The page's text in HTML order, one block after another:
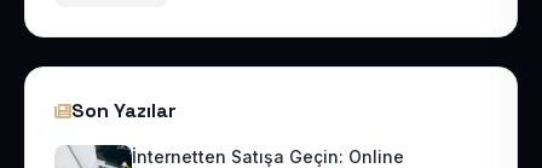
Son Yazılar
İnternetten Satışa Geçin: Online